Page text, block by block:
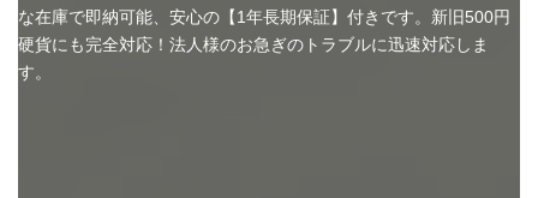
な在庫で即納可能、安心の【1年長期保証】付きです。新旧500円
硬貨にも完全対応！法人様のお急ぎのトラブルに迅速対応しま
す。